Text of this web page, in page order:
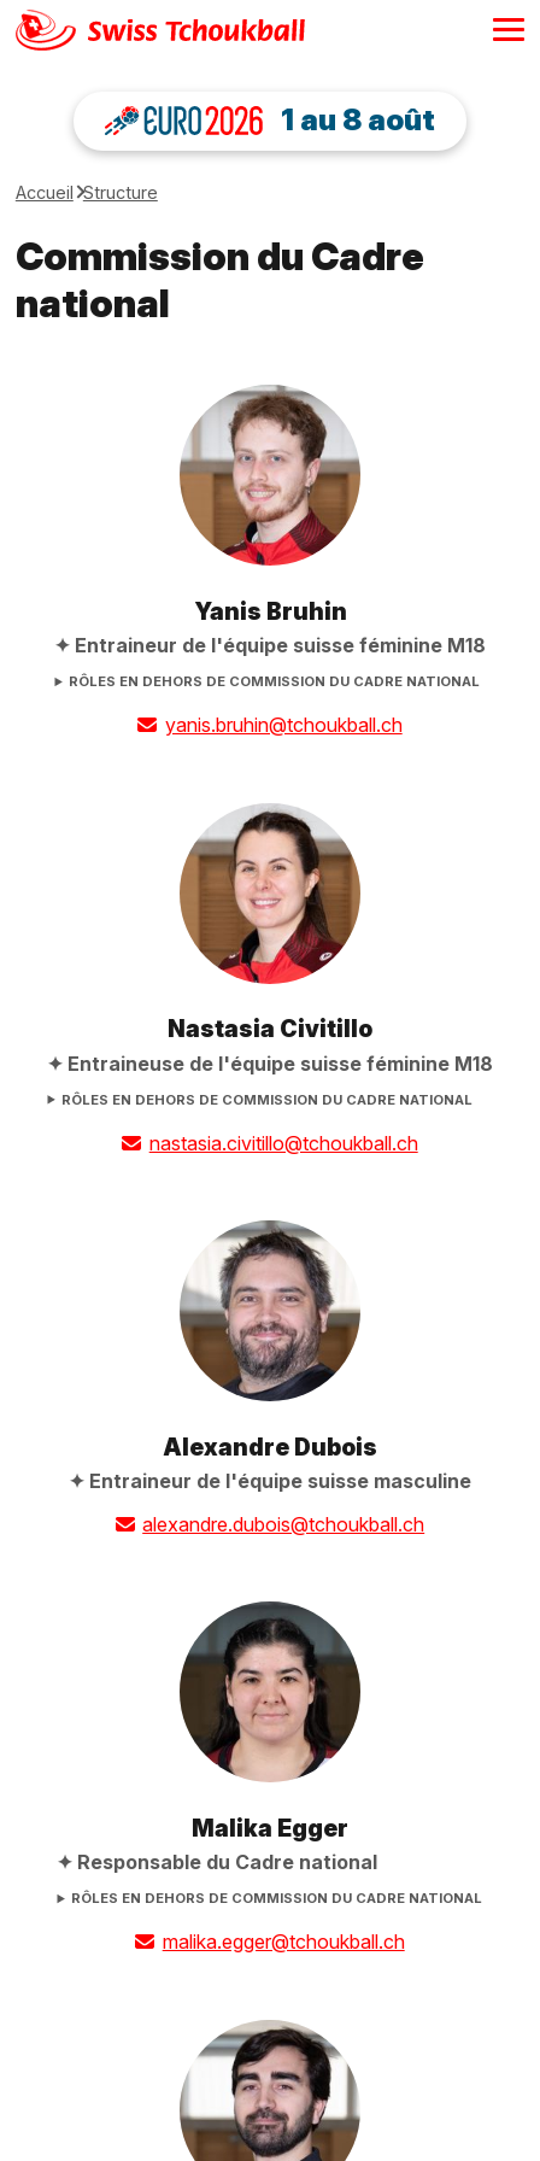
1 au 8 août
Accueil Structure
Commission du Cadre
national
Yanis Bruhin
Entraineur de l'équipe suisse féminine M18
RÔLES EN DEHORS DE COMMISSION DU CADRE NATIONAL
yanis.bruhin@tchoukball.ch
Nastasia Civitillo
Entraineuse de l'équipe suisse féminine M18
RÔLES EN DEHORS DE COMMISSION DU CADRE NATIONAL
nastasia.civitillo@tchoukball.ch
Alexandre Dubois
Entraineur de l'équipe suisse masculine
alexandre.dubois@tchoukball.ch
Malika Egger
Responsable du Cadre national
RÔLES EN DEHORS DE COMMISSION DU CADRE NATIONAL
malika.egger@tchoukball.ch